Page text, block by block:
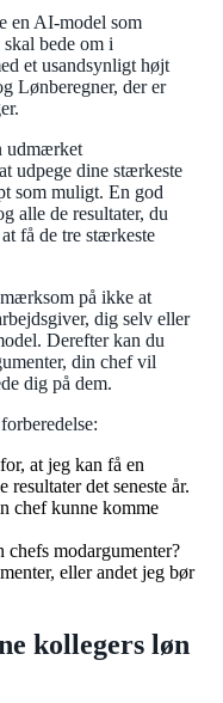
en AI-model som
bede om i
et usandsynligt højt
Lønberegner, der er
udmærket
udpege dine stærkeste
som muligt. En god
alle de resultater, du
få de tre stærkeste
på ikke at
dig selv eller
Derefter kan du
din chef vil
dig på dem.
at jeg kan få en
det seneste år.
chef kunne komme
chefs modargumenter?
eller andet jeg bør
kollegers løn